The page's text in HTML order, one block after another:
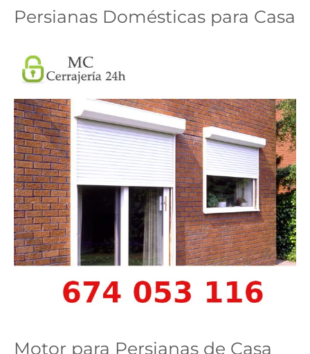
Persianas Domésticas para Casa
Motor para Persianas de Casa